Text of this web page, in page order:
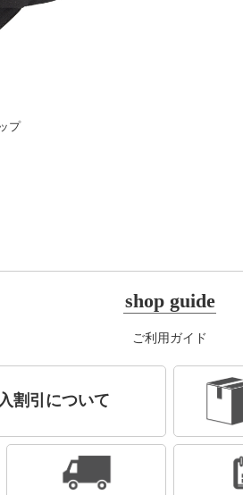
プ
shop guide
ご利用ガイド
割引について